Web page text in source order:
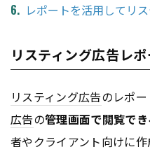
レポートを活用してリ
リスティング広告レ
リスティング広告のレポ
広告の管理画面で閲覧で
者やクライアント向けに作